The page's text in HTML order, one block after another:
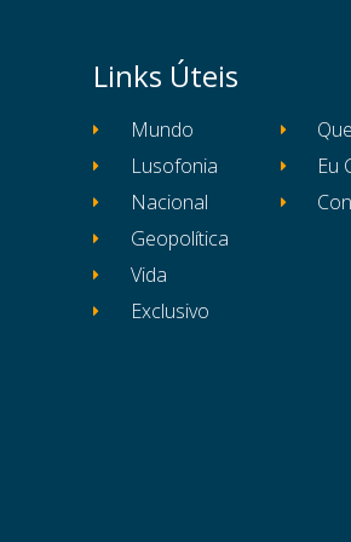
Links Úteis
Mundo
Lusofonia
Nacional
Geopolítica
Vida
Exclusivo
Eu